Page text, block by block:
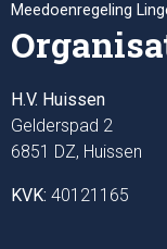
Meedoenregeling
H.V. Huissen
Gelderspad 2
6851 DZ, Huissen
KVK: 40121165